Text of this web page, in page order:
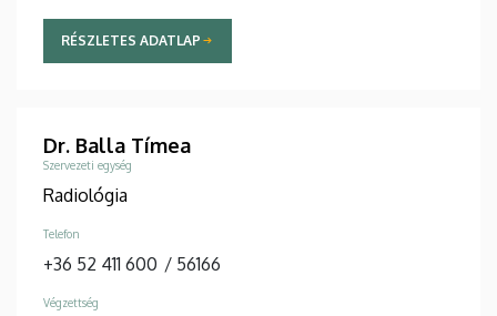
RÉSZLETES ADATLAP
Dr. Balla Tímea
Szervezeti egység
Radiológia
Telefon
+36 52 411 600 / 56166
Végzettség